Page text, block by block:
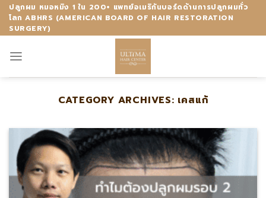
Skip
content
ปลูกผม หมอหมิง 1 ใน 200+ แพทย์อเมริกันบอร์ดด้านการปลูกผมทั่ว
โลก ABHRS (AMERICAN BOARD OF HAIR RESTORATION
SURGERY)
CATEGORY ARCHIVES: เคสแก้